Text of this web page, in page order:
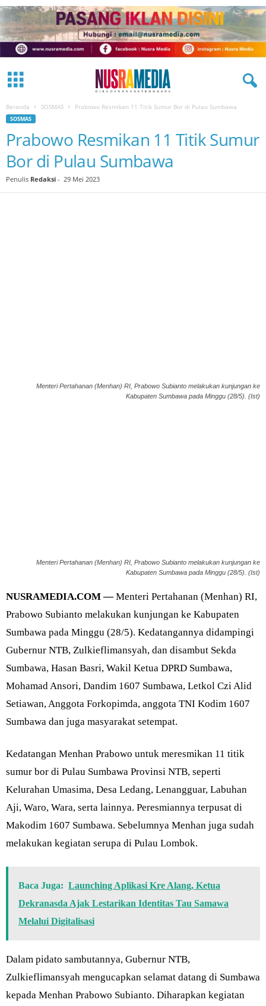
Beranda SOSMAS Prabowo Resmikan 11 Titik Sumur Bor di Pulau Sumbawa
SOSMAS
Prabowo Resmikan 11 Titik Sumur
Bor di Pulau Sumbawa
Penulis Redaksi - 29 Mei 2023
Menteri Pertahanan (Menhan) RI, Prabowo Subianto melakukan kunjungan ke
Kabupaten Sumbawa pada Minggu (28/5). (Ist)
Menteri Pertahanan (Menhan) RI, Prabowo Subianto melakukan kunjungan ke
Kabupaten Sumbawa pada Minggu (28/5). (Ist)
NUSRAMEDIA.COM —Menteri Pertahanan (Menhan) RI,
Prabowo Subianto melakukan kunjungan ke Kabupaten
Sumbawa pada Minggu (28/5). Kedatangannya didampingi
Gubernur NTB, Zulkieflimansyah, dan disambut Sekda
Sumbawa, Hasan Basri, Wakil Ketua DPRD Sumbawa,
Mohamad Ansori, Dandim 1607 Sumbawa, Letkol Czi Alid
Setiawan, Anggota Forkopimda, anggota TNI Kodim 1607
Sumbawa dan juga masyarakat setempat.
Kedatangan Menhan Prabowo untuk meresmikan 11 titik
sumur bor di Pulau Sumbawa Provinsi NTB, seperti
Kelurahan Umasima, Desa Ledang, Lenangguar, Labuhan
Aji, Waro, Wara, serta lainnya. Peresmiannya terpusat di
Makodim 1607 Sumbawa. Sebelumnya Menhan juga sudah
melakukan kegiatan serupa di Pulau Lombok.
Baca Juga: Launching Aplikasi Kre Alang, Ketua
Dekranasda Ajak Lestarikan Identitas Tau Samawa
Melalui Digitalisasi
Dalam pidato sambutannya, Gubernur NTB,
Zulkieflimansyah mengucapkan selamat datang di Sumbawa
kepada Menhan Prabowo Subianto. Diharapkan kegiatan